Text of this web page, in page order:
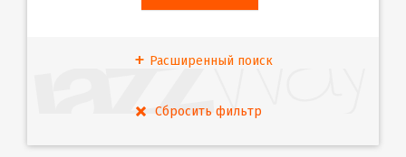
Расширенный поиск